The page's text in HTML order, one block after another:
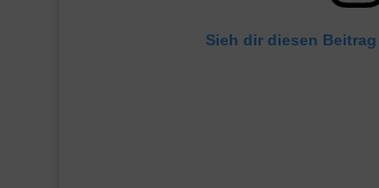
Sieh dir diesen